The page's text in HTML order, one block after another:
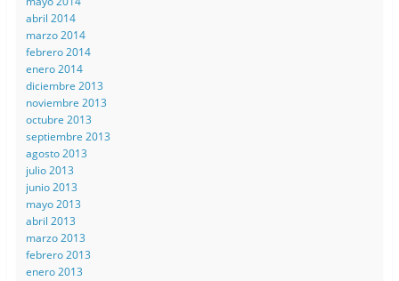
abril 2014
marzo 2014
febrero 2014
enero 2014
diciembre 2013
noviembre 2013
octubre 2013
septiembre 2013
agosto 2013
julio 2013
junio 2013
mayo 2013
abril 2013
marzo 2013
febrero 2013
enero 2013